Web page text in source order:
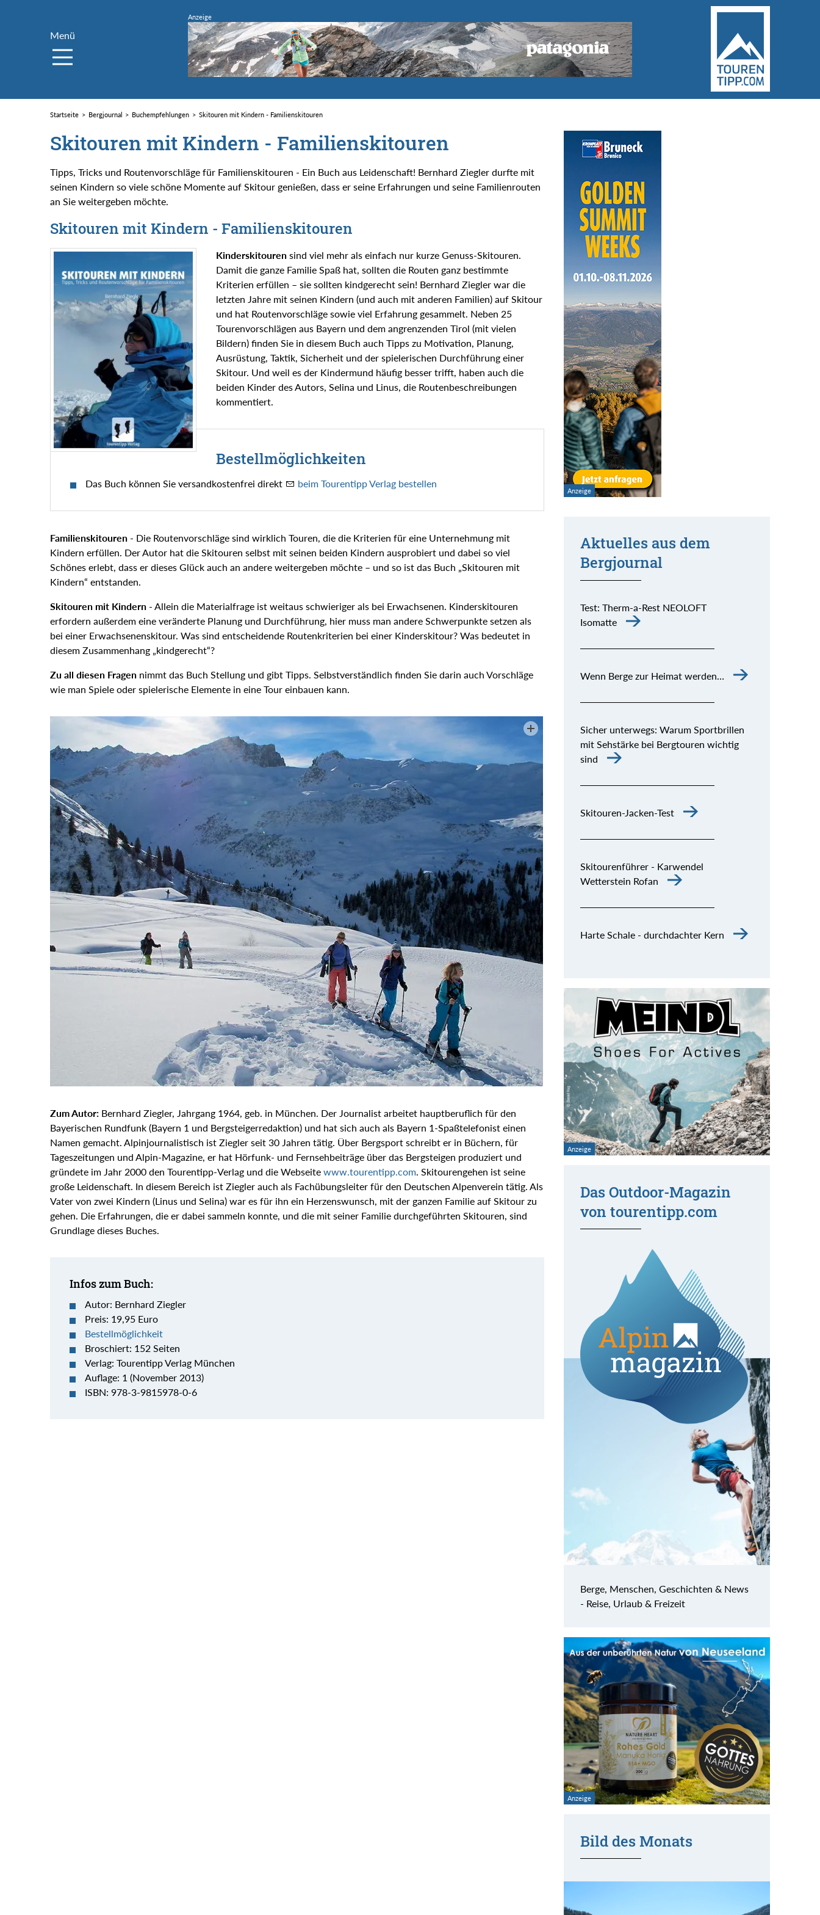
Menü
Startseite Bergjournal Buchempfehlungen Skitouren mit Kindern - Familienskitouren
Skitouren mit Kindern - Familienskitouren
Tipps, Tricks und Routenvorschläge für Familienskitouren - Ein Buch aus Leidenschaft! Bernhard Ziegler durfte mit
seinen Kindern so viele schöne Momente auf Skitour genießen, dass er seine Erfahrungen und seine Familienrouten
an Sie weitergeben möchte.
Skitouren mit Kindern - Familienskitouren
Kinderskitouren sind viel mehr als einfach nur kurze Genuss-Skitouren.
Damit die ganze Familie Spaß hat, sollten die Routen ganz bestimmte
Kriterien erfüllen – sie sollten kindgerecht sein! Bernhard Ziegler war die
letzten Jahre mit seinen Kindern (und auch mit anderen Familien) auf Skitour
und hat Routenvorschläge sowie viel Erfahrung gesammelt. Neben 25
Tourenvorschlägen aus Bayern und dem angrenzenden Tirol (mit vielen
Bildern) finden Sie in diesem Buch auch Tipps zu Motivation, Planung,
Ausrüstung, Taktik, Sicherheit und der spielerischen Durchführung einer
Skitour. Und weil es der Kindermund häufig besser trifft, haben auch die
beiden Kinder des Autors, Selina und Linus, die Routenbeschreibungen
kommentiert.
Bestellmöglichkeiten
Das Buch können Sie versandkostenfrei direkt beim Tourentipp Verlag bestellen
Familienskitouren - Die Routenvorschläge sind wirklich Touren, die die Kriterien für eine Unternehmung mit
Kindern erfüllen. Der Autor hat die Skitouren selbst mit seinen beiden Kindern ausprobiert und dabei so viel
Schönes erlebt, dass er dieses Glück auch an andere weitergeben möchte – und so ist das Buch „Skitouren mit
Kindern“ entstanden.
Skitouren mit Kindern - Allein die Materialfrage ist weitaus schwieriger als bei Erwachsenen. Kinderskitouren
erfordern außerdem eine veränderte Planung und Durchführung, hier muss man andere Schwerpunkte setzen als
bei einer Erwachsenenskitour. Was sind entscheidende Routenkriterien bei einer Kinderskitour? Was bedeutet in
diesem Zusammenhang „kindgerecht“?
Zu all diesen Fragen nimmt das Buch Stellung und gibt Tipps. Selbstverständlich finden Sie darin auch Vorschläge
wie man Spiele oder spielerische Elemente in eine Tour einbauen kann.
Zum Autor: Bernhard Ziegler, Jahrgang 1964, geb. in München. Der Journalist arbeitet hauptberuflich für den
Bayerischen Rundfunk (Bayern 1 und Bergsteigerredaktion) und hat sich auch als Bayern 1-Spaßtelefonist einen
Namen gemacht. Alpinjournalistisch ist Ziegler seit 30 Jahren tätig. Über Bergsport schreibt er in Büchern, für
Tageszeitungen und Alpin-Magazine, er hat Hörfunk- und Fernsehbeiträge über das Bergsteigen produziert und
gründete im Jahr 2000 den Tourentipp-Verlag und die Webseite www.tourentipp.com . Skitourengehen ist seine
große Leidenschaft. In diesem Bereich ist Ziegler auch als Fachübungsleiter für den Deutschen Alpenverein tätig. Als
Vater von zwei Kindern (Linus und Selina) war es für ihn ein Herzenswunsch, mit der ganzen Familie auf Skitour zu
gehen. Die Erfahrungen, die er dabei sammeln konnte, und die mit seiner Familie durchgeführten Skitouren, sind
Grundlage dieses Buches.
Infos zum Buch:
Autor: Bernhard Ziegler
Preis: 19,95 Euro
Bestellmöglichkeit
Broschiert: 152 Seiten
Verlag: Tourentipp Verlag München
Auflage: 1 (November 2013)
ISBN: 978-3-9815978-0-6
Aktuelles aus dem
Bergjournal
Test: Therm-a-Rest NEOLOFT
Isomatte
Wenn Berge zur Heimat werden…
Sicher unterwegs: Warum Sportbrillen
mit Sehstärke bei Bergtouren wichtig
sind
Skitouren-Jacken-Test
Skitourenführer - Karwendel
Wetterstein Rofan
Harte Schale - durchdachter Kern
Das Outdoor-Magazin
von tourentipp.com
Berge, Menschen, Geschichten & News
- Reise, Urlaub & Freizeit
Bild des Monats